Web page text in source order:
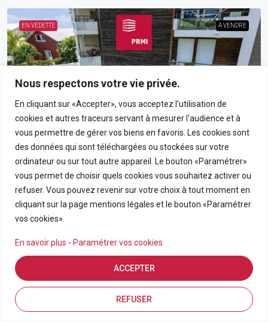
Nous respectons votre vie privée.
En cliquant sur «Accepter», vous acceptez l'utilisation de
cookies et autres traceurs servant à mesurer l'audience et à
vous permettre de gérer vos biens en favoris. Les cookies sont
des données qui sont téléchargées ou stockées sur votre
ordinateur ou sur tout autre appareil. Le bouton «Paramétrer»
vous permet de choisir quels cookies vous souhaitez activer ou
refuser. Vous pouvez revenir sur votre choix à tout moment en
cliquant sur la page mentions légales et le bouton «Paramétrer
vos cookies».
En savoir plus - Paramétrer vos cookies
REFUSER
ACCEPTER
Estimation en ligne
EN VEDETTE A VENDRE
190 000€
Appartement T3 En Rez-De-Chaussée Avec Grand
BRAS PANON
3 69.21